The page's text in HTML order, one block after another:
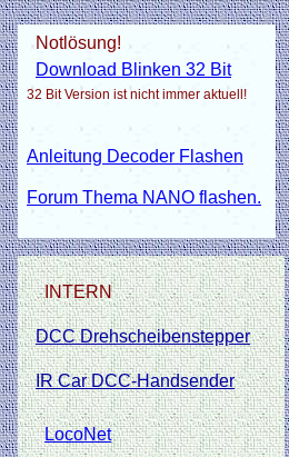
Notlösung!
Download Blinken 32 Bit
32 Bit Version ist nicht immer aktuell!
Anleitung Decoder Flashen
Forum Thema NANO flashen.
INTERN
DCC Drehscheibenstepper
IR Car DCC-Handsender
LocoNet